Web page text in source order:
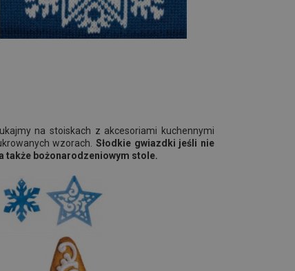
na stoiskach z akcesoriami kuchennymi
wzorach.Słodkie gwiazdki jeśli nie
także bożonarodzeniowym stole.